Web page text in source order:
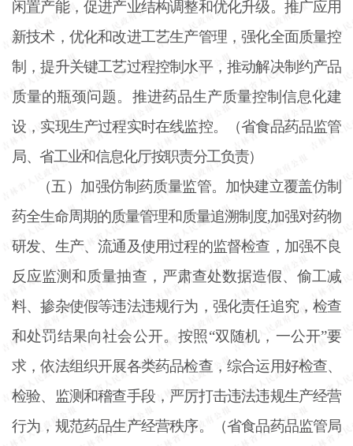
闲置产能，促进产业结构调整和优化升级。推广应用
新技术，优化和改进工艺生产管理，强化全面质量控
制，提升关键工艺过程控制水平，推动解决制约产品
质量的瓶颈问题。推进药品生产质量控制信息化建
设，实现生产过程实时在线监控。（省食品药品监管
局、省工业和信息化厅按职责分工负责）
（五）加强仿制药质量监管。加快建立覆盖仿制
药全生命周期的质量管理和质量追溯制度,加强对药物
研发、生产、流通及使用过程的监督检查，加强不良
反应监测和质量抽查，严肃查处数据造假、偷工减
料、掺杂使假等违法违规行为，强化责任追究，检查
和处罚结果向社会公开。按照“双随机，一公开”要
求，依法组织开展各类药品检查，综合运用好检查、
检验、监测和稽查手段，严厉打击违法违规生产经营
行为，规范药品生产经营秩序。（省食品药品监管局